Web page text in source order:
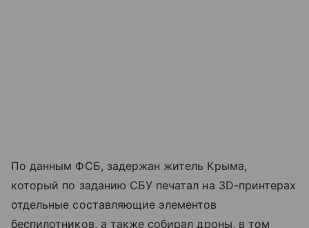
По данным ФСБ, задержан житель Крыма,
который по заданию СБУ печатал на 3D-принтерах
отдельные составляющие элементов
беспилотников, а также собирал дроны, в том